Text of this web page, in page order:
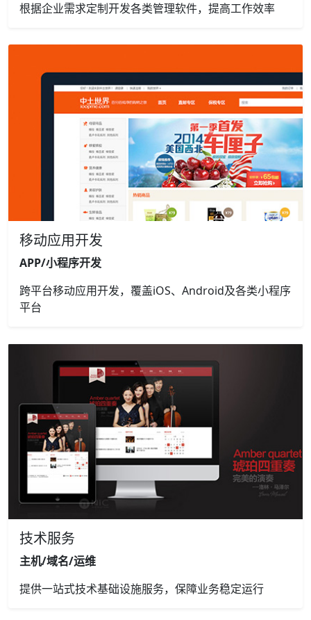
根据企业需求定制开发各类管理软件，提高工作效率
移动应用开发
APP/小程序开发
跨平台移动应用开发，覆盖iOS、Android及各类小程序
平台
技术服务
主机/域名/运维
提供一站式技术基础设施服务，保障业务稳定运行